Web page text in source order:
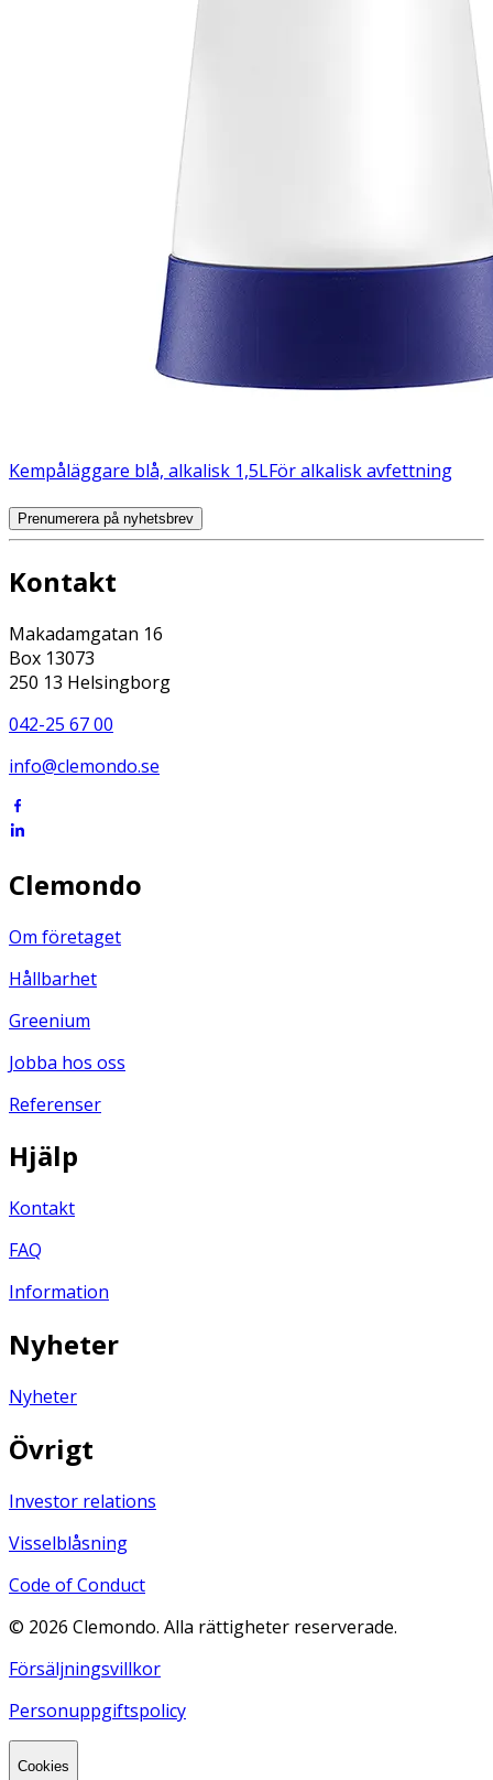
Kempåläggare blå, alkalisk 1,5LFör alkalisk avfettning
Prenumerera på nyhetsbrev
Kontakt
Makadamgatan 16
Box 13073
250 13 Helsingborg
042-25 67 00
info@clemondo.se
Clemondo
Om företaget
Hållbarhet
Greenium
Jobba hos oss
Referenser
Hjälp
Kontakt
FAQ
Information
Nyheter
Nyheter
Övrigt
Investor relations
Visselblåsning
Code of Conduct
© 2026 Clemondo. Alla rättigheter reserverade.
Försäljningsvillkor
Personuppgiftspolicy
Cookies